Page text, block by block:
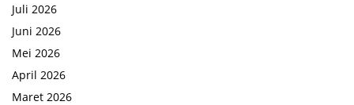
Juli 2026
Juni 2026
Mei 2026
April 2026
Maret 2026